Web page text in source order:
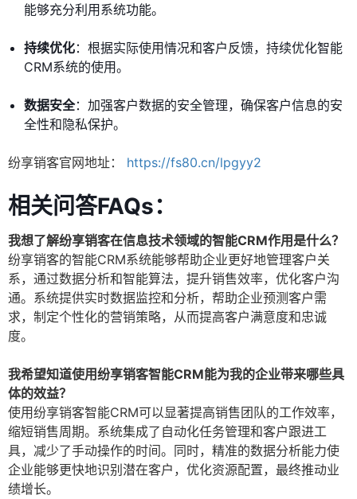
能够充分利用系统功能。
持续优化：根据实际使用情况和客户反馈，持续优化智能
CRM系统的使用。
数据安全：加强客户数据的安全管理，确保客户信息的安
全性和隐私保护。
纷享销客官网地址： https://fs80.cn/lpgyy2
相关问答FAQs：
我想了解纷享销客在信息技术领域的智能CRM作用是什么？
纷享销客的智能CRM系统能够帮助企业更好地管理客户关
系，通过数据分析和智能算法，提升销售效率，优化客户沟
通。系统提供实时数据监控和分析，帮助企业预测客户需
求，制定个性化的营销策略，从而提高客户满意度和忠诚
度。
我希望知道使用纷享销客智能CRM能为我的企业带来哪些具
体的效益？
使用纷享销客智能CRM可以显著提高销售团队的工作效率，
缩短销售周期。系统集成了自动化任务管理和客户跟进工
具，减少了手动操作的时间。同时，精准的数据分析能力使
企业能够更快地识别潜在客户，优化资源配置，最终推动业
绩增长。